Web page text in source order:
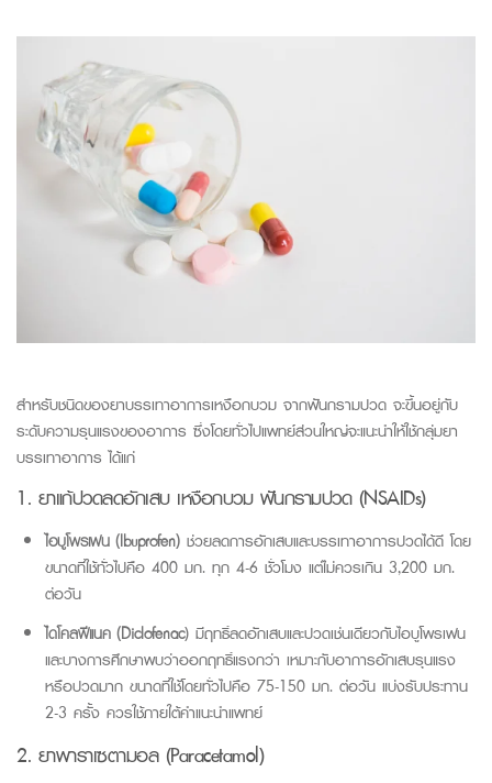
สำหรับชนิดของยาบรรเทาอาการเหงือกบวม จากฟันกรามปวด จะขึ้นอยู่กับ
ระดับความรุนแรงของอาการ ซึ่งโดยทั่วไปแพทย์ส่วนใหญ่จะแนะนำให้ใช้กลุ่มยา
บรรเทาอาการ ได้แก่
1. ยาแก้ปวดลดอักเสบ เหงือกบวม ฟันกรามปวด(NSAIDs)
ไอบูโพรเฟน (Ibuprofen) ช่วยลดการอักเสบและบรรเทาอาการปวดได้ดี โดย
ขนาดที่ใช้ทั่วไปคือ 400 มก. ทุก 4-6 ชั่วโมง แต่ไม่ควรเกิน 3,200 มก.
ต่อวัน
ไดโคลฟีแนค (Diclofenac) มีฤทธิ์ลดอักเสบและปวดเช่นเดียวกับไอบูโพรเฟน
และบางการศึกษาพบว่าออกฤทธิ์แรงกว่า เหมาะกับอาการอักเสบรุนแรง
หรือปวดมาก ขนาดที่ใช้โดยทั่วไปคือ 75-150 มก. ต่อวัน แบ่งรับประทาน
2-3 ครั้ง ควรใช้ภายใต้คำแนะนำแพทย์
2. ยาพาราเซตามอล(Paracetamol)